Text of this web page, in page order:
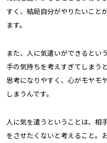
すく、結局自分がやりたいこと
ます。
また、人に気遣いができるとい
手の気持ちを考えすぎてしまう
思考になりやすく、心がモヤモ
しまうんです。
人に気を遣うということは、相
をさせたくないと考えること。